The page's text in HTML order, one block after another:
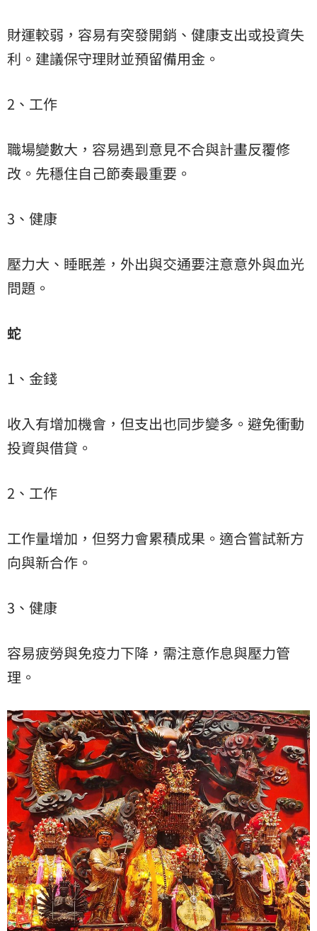
財運較弱，容易有突發開銷、健康支出或投資失
利。建議保守理財並預留備用金。
2、工作
職場變數大，容易遇到意見不合與計畫反覆修
改。先穩住自己節奏最重要。
3、健康
壓力大、睡眠差，外出與交通要注意意外與血光
問題。
蛇
1、金錢
收入有增加機會，但支出也同步變多。避免衝動
投資與借貸。
2、工作
工作量增加，但努力會累積成果。適合嘗試新方
向與新合作。
3、健康
容易疲勞與免疫力下降，需注意作息與壓力管
理。